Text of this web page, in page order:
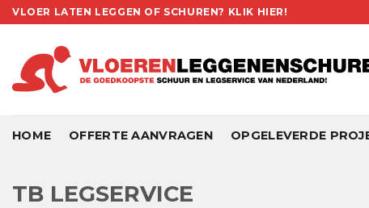
Skip
to
content
VLOER LATEN LEGGEN OF SCHUREN? KLIK HIER!
HOME OFFERTE AANVRAGEN OPGELEVERDE
TB LEGSERVICE